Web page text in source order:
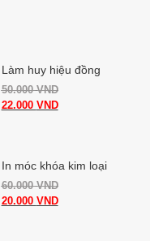
Làm huy hiệu đồng
50.000VND
22.000 VND
In móc khóa kim loại
60.000VND
20.000 VND